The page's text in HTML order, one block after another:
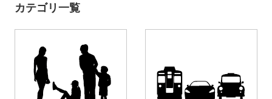
カテゴリ一覧